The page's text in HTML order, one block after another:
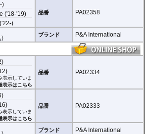
)
('18-'19)
)
品番 PA02358
) ブランド P&A International
表示していま
表示はこちら
品番 PA02334
表示していま
表示はこちら
品番 PA02333
ブランド P&A International